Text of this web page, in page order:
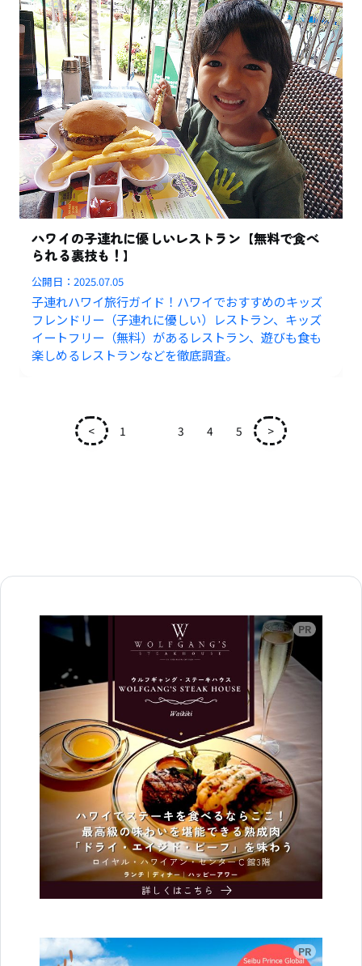
ハワイの子連れに優しいレストラン【無料で食べ
られる裏技も！】
公開日：2025.07.05
子連れハワイ旅行ガイド！ハワイでおすすめのキッズ
フレンドリー（子連れに優しい）レストラン、キッズ
イートフリー（無料）があるレストラン、遊びも食も
楽しめるレストランなどを徹底調査。
< 1 3 4 5 >
広告
広告